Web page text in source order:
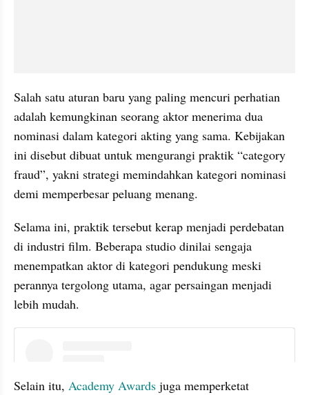
Salah satu aturan baru yang paling mencuri perhatian
adalah kemungkinan seorang aktor menerima dua
nominasi dalam kategori akting yang sama. Kebijakan
ini disebut dibuat untuk mengurangi praktik “category
fraud”, yakni strategi memindahkan kategori nominasi
demi memperbesar peluang menang.
Selama ini, praktik tersebut kerap menjadi perdebatan
di industri film. Beberapa studio dinilai sengaja
menempatkan aktor di kategori pendukung meski
perannya tergolong utama, agar persaingan menjadi
lebih mudah.
Selain itu, Academy Awards juga memperketat